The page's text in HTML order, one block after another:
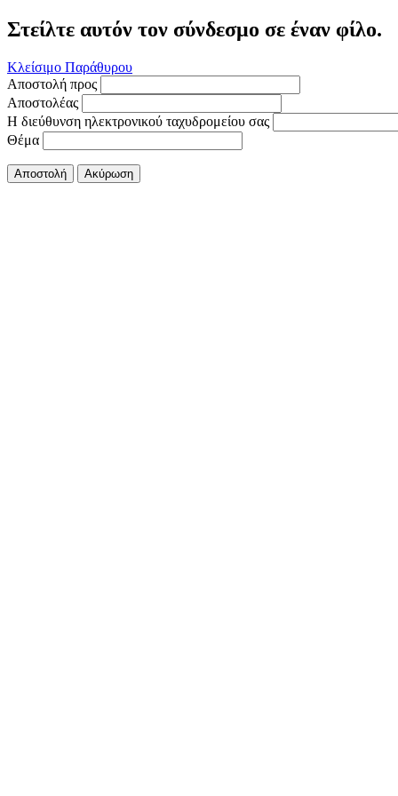
Στείλτε αυτόν τον σύνδεσμο σε έναν φίλο.
Κλείσιμο Παράθυρου
Αποστολή προς
Αποστολέας
Η διεύθυνση ηλεκτρονικού ταχυδρομείου σας
Θέμα
Αποστολή Ακύρωση